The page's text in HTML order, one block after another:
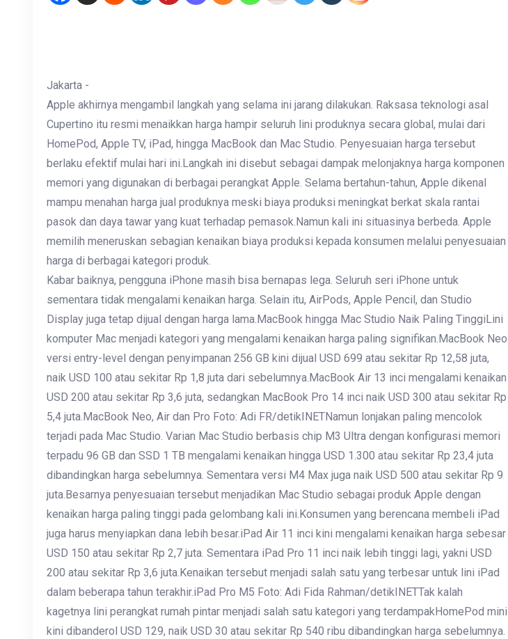
Jakarta -
Apple akhirnya mengambil langkah yang selama ini jarang dilakukan. Raksasa teknologi asal
Cupertino itu resmi menaikkan harga hampir seluruh lini produknya secara global, mulai dari
HomePod, Apple TV, iPad, hingga MacBook dan Mac Studio. Penyesuaian harga tersebut
berlaku efektif mulai hari ini.Langkah ini disebut sebagai dampak melonjaknya harga komponen
memori yang digunakan di berbagai perangkat Apple. Selama bertahun-tahun, Apple dikenal
mampu menahan harga jual produknya meski biaya produksi meningkat berkat skala rantai
pasok dan daya tawar yang kuat terhadap pemasok.Namun kali ini situasinya berbeda. Apple
memilih meneruskan sebagian kenaikan biaya produksi kepada konsumen melalui penyesuaian
harga di berbagai kategori produk.
Kabar baiknya, pengguna iPhone masih bisa bernapas lega. Seluruh seri iPhone untuk
sementara tidak mengalami kenaikan harga. Selain itu, AirPods, Apple Pencil, dan Studio
Display juga tetap dijual dengan harga lama.MacBook hingga Mac Studio Naik Paling TinggiLini
komputer Mac menjadi kategori yang mengalami kenaikan harga paling signifikan.MacBook Neo
versi entry-level dengan penyimpanan 256 GB kini dijual USD 699 atau sekitar Rp 12,58 juta,
naik USD 100 atau sekitar Rp 1,8 juta dari sebelumnya.MacBook Air 13 inci mengalami kenaikan
USD 200 atau sekitar Rp 3,6 juta, sedangkan MacBook Pro 14 inci naik USD 300 atau sekitar Rp
5,4 juta.MacBook Neo, Air dan Pro Foto: Adi FR/detikINETNamun lonjakan paling mencolok
terjadi pada Mac Studio. Varian Mac Studio berbasis chip M3 Ultra dengan konfigurasi memori
terpadu 96 GB dan SSD 1 TB mengalami kenaikan hingga USD 1.300 atau sekitar Rp 23,4 juta
dibandingkan harga sebelumnya. Sementara versi M4 Max juga naik USD 500 atau sekitar Rp 9
juta.Besarnya penyesuaian tersebut menjadikan Mac Studio sebagai produk Apple dengan
kenaikan harga paling tinggi pada gelombang kali ini.Konsumen yang berencana membeli iPad
juga harus menyiapkan dana lebih besar.iPad Air 11 inci kini mengalami kenaikan harga sebesar
USD 150 atau sekitar Rp 2,7 juta. Sementara iPad Pro 11 inci naik lebih tinggi lagi, yakni USD
200 atau sekitar Rp 3,6 juta.Kenaikan tersebut menjadi salah satu yang terbesar untuk lini iPad
dalam beberapa tahun terakhir.iPad Pro M5 Foto: Adi Fida Rahman/detikINETTak kalah
kagetnya lini perangkat rumah pintar menjadi salah satu kategori yang terdampakHomePod mini
kini dibanderol USD 129, naik USD 30 atau sekitar Rp 540 ribu dibandingkan harga sebelumnya.